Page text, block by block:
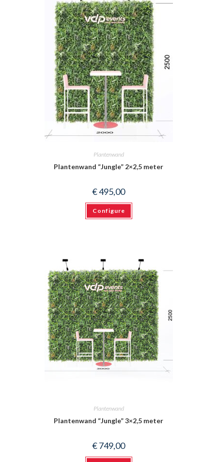
Plantenwand
Plantenwand “Jungle” 2×2,5 meter
€495,00
Configure
Plantenwand
Plantenwand “Jungle” 3×2,5 meter
€749,00